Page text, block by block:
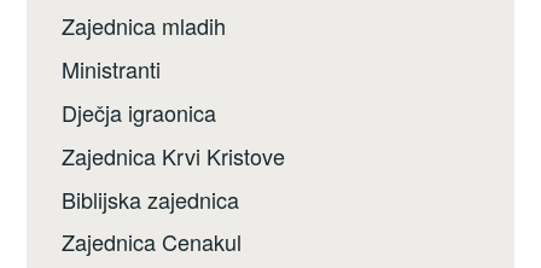
Zajednica mladih
Ministranti
Dječja igraonica
Zajednica Krvi Kristove
Biblijska zajednica
Zajednica Cenakul